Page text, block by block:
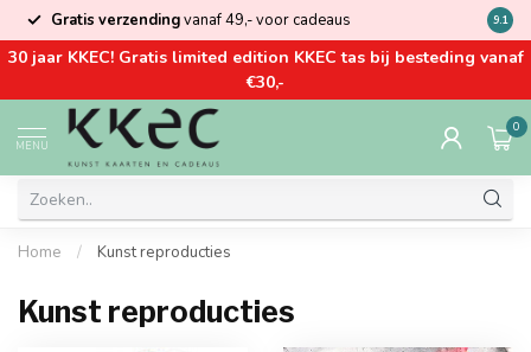
Gratis verzendingvanaf 49,- voor cadeaus Kom
9.1
30 jaar KKEC! Gratis limited edition KKEC tas bij besteding vanaf
€30,-
MENU
0
Home / Kunst reproducties
Kunst reproducties